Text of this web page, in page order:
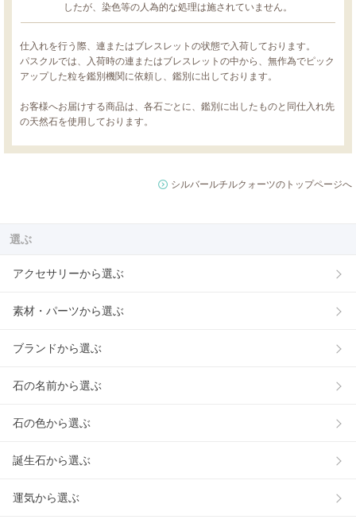
したが、染色等の人為的な処理は施されていません。
仕入れを行う際、連またはブレスレットの状態で入荷しております。
パスクルでは、入荷時の連またはブレスレットの中から、無作為でピック
アップした粒を鑑別機関に依頼し、鑑別に出しております。
お客様へお届けする商品は、各石ごとに、鑑別に出したものと同仕入れ先
の天然石を使用しております。
シルバールチルクォーツのトップページへ
選ぶ
アクセサリーから選ぶ
素材・パーツから選ぶ
ブランドから選ぶ
石の名前から選ぶ
石の色から選ぶ
誕生石から選ぶ
運気から選ぶ